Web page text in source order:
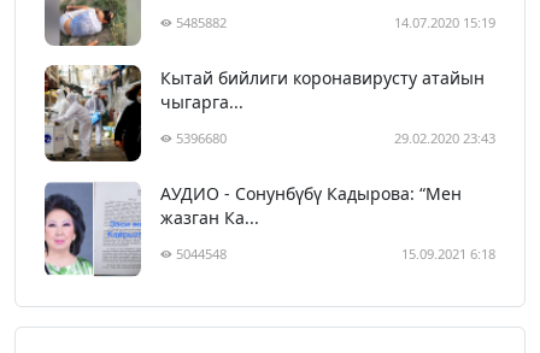
5485882 14.07.2020 15:19
Кытай бийлиги коронавирусту атайын
чыгарга...
5396680 29.02.2020 23:43
АУДИО - Сонунбүбү Кадырова: “Мен
жазган Ка...
5044548 15.09.2021 6:18